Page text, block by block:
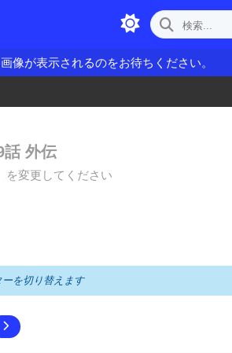
像が表示されるのをお待ちください。
話 外伝
を変更してください
を切り替えます